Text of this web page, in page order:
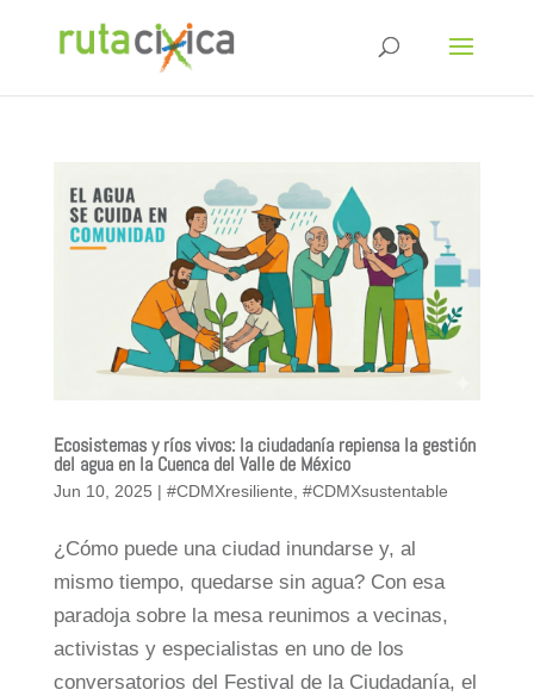
Ecosistemas y ríos vivos: la ciudadanía repiensa la gestión
del agua en la Cuenca del Valle de México
Jun 10, 2025 | #CDMXresiliente #CDMXsustentable
¿Cómo puede una ciudad inundarse y, al
mismo tiempo, quedarse sin agua? Con esa
paradoja sobre la mesa reunimos a vecinas,
activistas y especialistas en uno de los
conversatorios del Festival de la Ciudadanía, el